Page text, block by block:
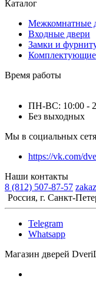
Каталог
Межкомнатные
Входные двери
Замки и
Комплектующие
Время работы
ПН-ВС: 10:00 -
Без выходных
Мы в социальных
https://vk.com/
Наши контакты
8 (812) 507-87-57
Россия, г. Санкт-
Telegram
Whatsapp
Магазин дверей